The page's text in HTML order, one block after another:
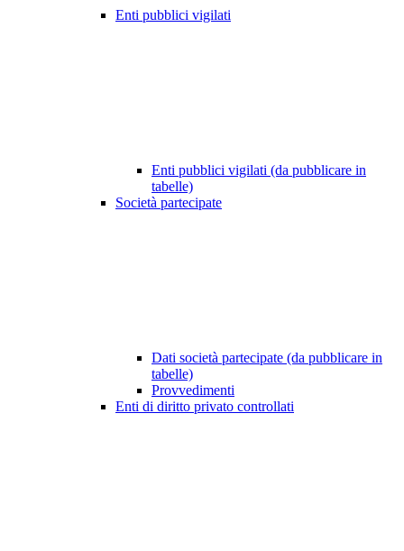
Enti pubblici vigilati
Enti pubblici vigilati (da pubblicare in
tabelle)
Società partecipate
Dati società partecipate (da pubblicare in
tabelle)
Provvedimenti
Enti di diritto privato controllati